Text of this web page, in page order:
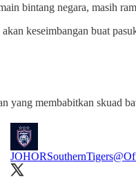
bintang negara, masih
keseimbangan buat
yang membabitkan
JOHORSouthernTigers